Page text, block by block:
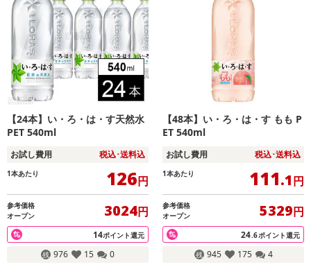
【24本】い・ろ・は・す天然水
PET 540ml
お試し費用 税込･送料込
1本あたり 126円
参考価格
オープン
3024円
14ポイント還元
976 15 0
【48本】い・ろ・は・す もも P
ET 540ml
お試し費用 税込･送料込
1本あたり 111.1円
参考価格
オープン
5329円
24.6ポイント還元
945 175 4